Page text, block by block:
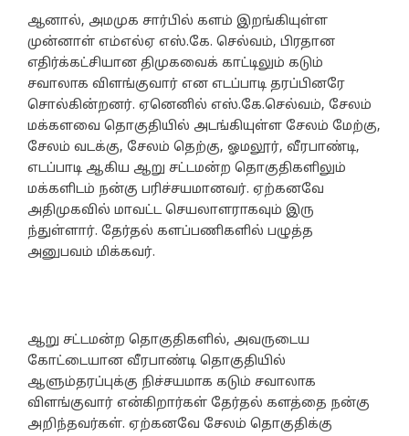
ஆனால், அமமுக சார்பில் களம் இறங்கியுள்ள
முன்னாள் எம்எல்ஏ எஸ்.கே. செல்வம், பிரதான
எதிர்க்கட்சியான திமுகவைக் காட்டிலும் கடும்
சவாலாக விளங்குவார் என எடப்பாடி தரப்பினரே
சொல்கின்றனர். ஏனெனில் எஸ்.கே.செல்வம், சேலம்
மக்களவை தொகுதியில் அடங்கியுள்ள சேலம் மேற்கு,
சேலம் வடக்கு, சேலம் தெற்கு, ஓமலூர், வீரபாண்டி,
எடப்பாடி ஆகிய ஆறு சட்டமன்ற தொகுதிகளிலும்
மக்களிடம் நன்கு பரிச்சயமானவர். ஏற்கனவே
அதிமுகவில் மாவட்ட செயலாளராகவும் இரு
ந்துள்ளார். தேர்தல் களப்பணிகளில் பழுத்த
அனுபவம் மிக்கவர்.
ஆறு சட்டமன்ற தொகுதிகளில், அவருடைய
கோட்டையான வீரபாண்டி தொகுதியில்
ஆளும்தரப்புக்கு நிச்சயமாக கடும் சவாலாக
விளங்குவார் என்கிறார்கள் தேர்தல் களத்தை நன்கு
அறிந்தவர்கள். ஏற்கனவே சேலம் தொகுதிக்கு